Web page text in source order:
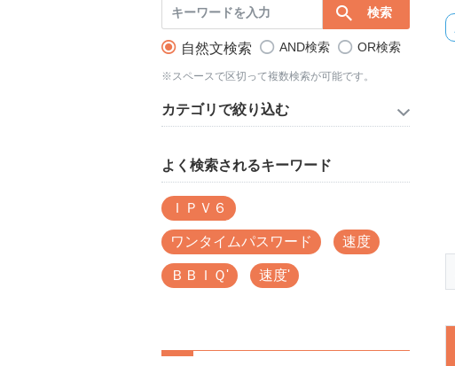
自然文検索 AND検索 OR検索
※スペースで区切って複数検索が可能です。
カテゴリで絞り込む
よく検索されるキーワード
ＩＰＶ６
ワンタイムパスワード 速度
ＢＢＩＱ' 速度'